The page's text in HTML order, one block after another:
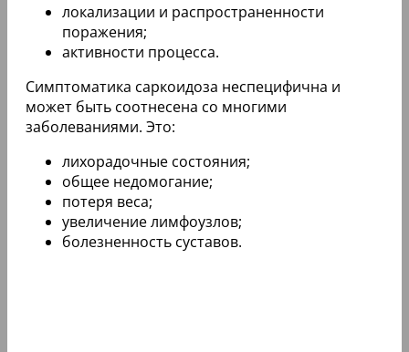
локализации и распространенности
поражения;
активности процесса.
Симптоматика саркоидоза неспецифична и
может быть соотнесена со многими
заболеваниями. Это:
лихорадочные состояния;
общее недомогание;
потеря веса;
увеличение лимфоузлов;
болезненность суставов.